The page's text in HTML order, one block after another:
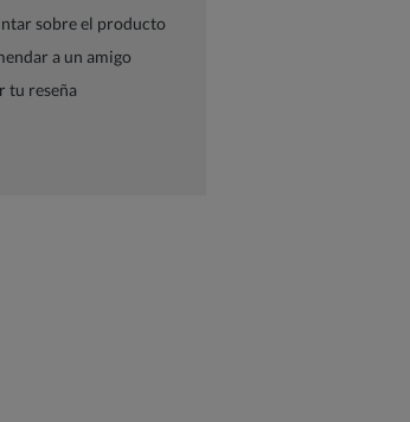
sobre el producto
a un amigo
tu reseña